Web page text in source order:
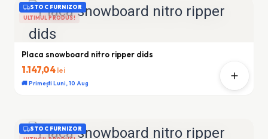
STOC FURNIZOR
ULTIMUL PRODUS!
Placa snowboard nitro ripper dids
1.147,04 lei
🚚 Primești Luni, 10 Aug
STOC FURNIZOR